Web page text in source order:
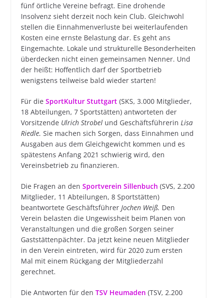
fünf örtliche Vereine befragt. Eine drohende
Insolvenz sieht derzeit noch kein Club. Gleichwohl
stellen die Einnahmenverluste bei weiterlaufenden
Kosten eine ernste Belastung dar. Es geht ans
Eingemachte. Lokale und strukturelle Besonderheiten
überdecken nicht einen gemeinsamen Nenner. Und
der heißt: Hoffentlich darf der Sportbetrieb
wenigstens teilweise bald wieder starten!
Für die SportKultur Stuttgart(SKS, 3.000 Mitglieder,
18 Abteilungen, 7 Sportstätten) antworteten der
Vorsitzende Ulrich Strobelund Geschäftsführerin Lisa
Riedle. Sie machen sich Sorgen, dass Einnahmen und
Ausgaben aus dem Gleichgewicht kommen und es
spätestens Anfang 2021 schwierig wird, den
Vereinsbetrieb zu finanzieren.
Die Fragen an den Sportverein Sillenbuch (SVS, 2.200
Mitglieder, 11 Abteilungen, 8 Sportstätten)
beantwortete Geschäftsführer Jochen Weiß. Den
Verein belasten die Ungewissheit beim Planen von
Veranstaltungen und die großen Sorgen seiner
Gaststättenpächter. Da jetzt keine neuen Mitglieder
in den Verein eintreten, wird für 2020 zum ersten
Mal mit einem Rückgang der Mitgliederzahl
gerechnet.
Die Antworten für den TSV Heumaden (TSV, 2.200